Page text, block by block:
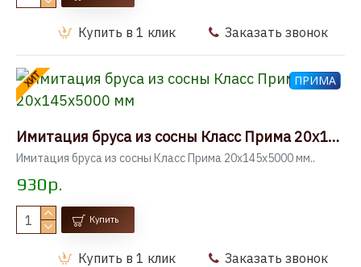
Купить в 1 клик Заказать звонок
ХИТ ПРИМА
Имитация бруса из сосны Класс Прима 20x145x5000 мм
Имитация бруса из сосны Класс Прима 20x145x5000 мм..
930р.
Купить
Купить в 1 клик Заказать звонок